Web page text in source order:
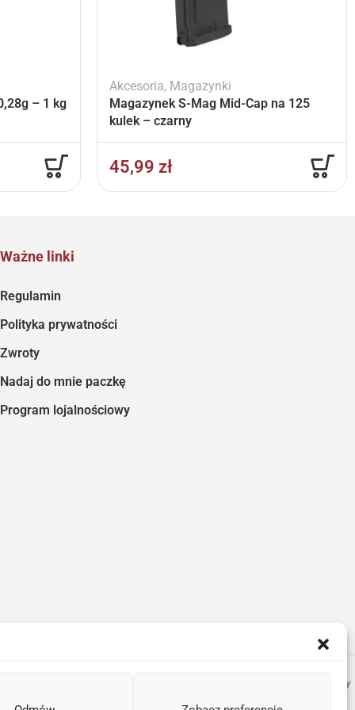
– 1 kg
Akcesoria, Magazynki
Magazynek S-Mag Mid-Cap na 125
kulek – czarny
45,99 zł
Ważne linki
Regulamin
Polityka prywatności
Zwroty
Nadaj do mnie paczkę
Program lojalnościowy